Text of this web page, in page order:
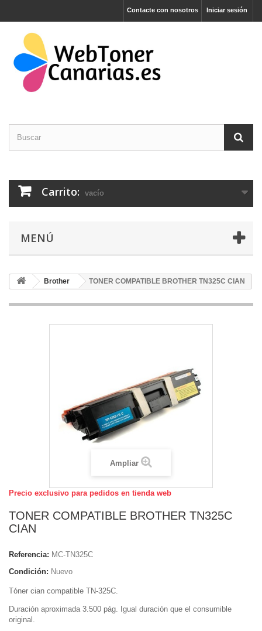
Iniciar sesión
Contacte con nosotros
Carrito: vacío
MENÚ
Brother TONER COMPATIBLE BROTHER TN325C CIAN
Ampliar
Precio exclusivo para pedidos en tienda web
TONER COMPATIBLE BROTHER TN325C
CIAN
Referencia: MC-TN325C
Condición: Nuevo
Tóner cian compatible TN-325C.
Duración aproximada 3.500 pág. Igual duración que el consumible
original.